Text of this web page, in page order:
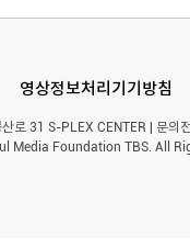
영상정보처리기기방침
로 31 S-PLEX CENTER | 문
Media Foundation TBS. All